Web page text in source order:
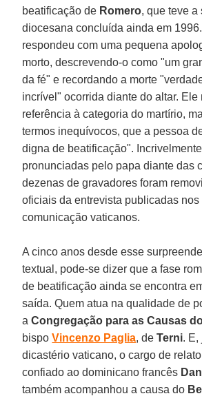
beatificação de Romero, que teve a
diocesana concluída ainda em
respondeu com uma pequena
morto, descrevendo-o como "um
da fé" e recordando a morte
incrível" ocorrida diante do altar. Ele
referência à categoria do martírio,
termos inequívocos, que a pessoa
digna de beatificação".
pronunciadas pelo papa diante das
dezenas de gravadores foram
oficiais da entrevista publicadas nos
comunicação vaticanos.
A cinco anos desde esse
textual, pode-se dizer que a fase
de beatificação ainda se encontra
saída. Quem atua na qualidade de
aCongregação para as Causas
bispoVincenzo Paglia, deTerni. E,
dicastério vaticano, o cargo de
confiado ao dominicano francês
também acompanhou a causa do